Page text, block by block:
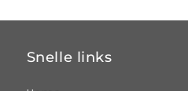
Snelle links